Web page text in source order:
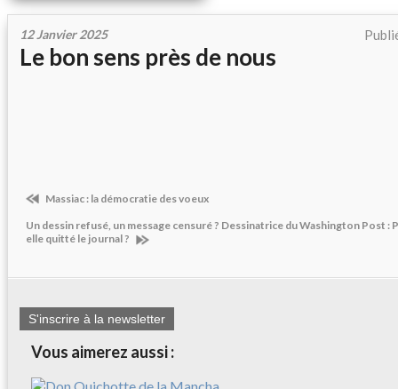
12 Janvier 2025
Le bon sens près de nous
Massiac : la démocratie des voeux
Un dessin refusé, un message censuré ? Dessinatrice du Washington Post :
elle quitté le journal ?
S'inscrire à la newsletter
Vous aimerez aussi :